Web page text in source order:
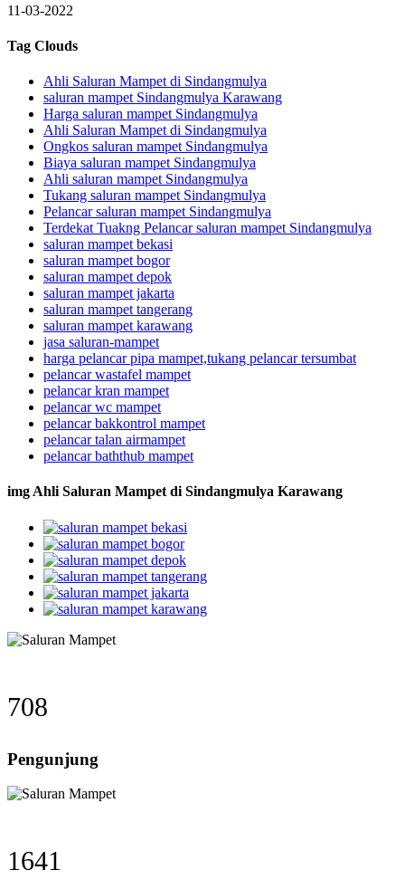
11-03-2022
Tag Clouds
Ahli Saluran Mampet di Sindangmulya
saluran mampet Sindangmulya Karawang
Harga saluran mampet Sindangmulya
Ahli Saluran Mampet di Sindangmulya
Ongkos saluran mampet Sindangmulya
Biaya saluran mampet Sindangmulya
Ahli saluran mampet Sindangmulya
Tukang saluran mampet Sindangmulya
Pelancar saluran mampet Sindangmulya
Terdekat Tuakng Pelancar saluran mampet Sindangmulya
saluran mampet bekasi
saluran mampet bogor
saluran mampet depok
saluran mampet jakarta
saluran mampet tangerang
saluran mampet karawang
jasa saluran-mampet
harga pelancar pipa mampet,tukang pelancar tersumbat
pelancar wastafel mampet
pelancar kran mampet
pelancar wc mampet
pelancar bakkontrol mampet
pelancar talan airmampet
pelancar baththub mampet
img Ahli Saluran Mampet di Sindangmulya Karawang
708
Pengunjung
1641